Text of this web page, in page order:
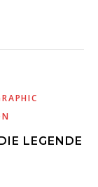
LEGENDE